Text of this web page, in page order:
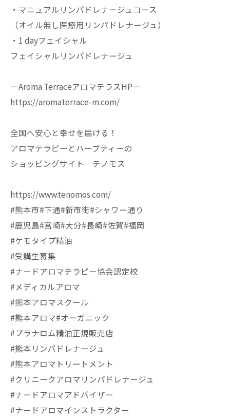
・マニュアルリンパドレナージュコース
（オイル無し医療用リンパドレナージュ）
・1 dayフェイシャル
フェイシャルリンパドレナージュ
—Aroma TerraceアロマテラスHP—
https://aromaterrace-m.com/
全国へ安心と幸せを届ける！
アロマテラピーとハーブティーの
ショッピングサイト テノモス
https://www.tenomos.com/
#熊本市#下通#新市街#シャワー通り
#鹿児島#宮崎#大分#長崎#佐賀#福岡
#ケモタイプ精油
#受講生募集
#ナードアロマテラピー協会認定校
#メディカルアロマ
#熊本アロマスクール
#熊本アロマ#オーガニック
#プラナロム精油正規販売店
#熊本リンパドレナージュ
#熊本アロマトリートメント
#クリニークアロマリンパドレナージュ
#ナードアロマアドバイザー
#ナードアロマインストラクター